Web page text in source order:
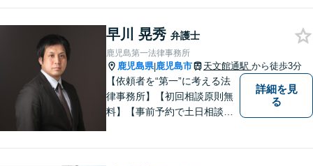
なことやお困りごとがござい
ましたらお早めにご相談くだ
さい。
早川 晃秀 弁護士
鹿児島第一法律事務所
鹿児島県|鹿児島市 天文館通駅 から徒歩3分
【依頼者を“第一”に考える法
律事務所】【初回相談原則無
料】【事前予約で土日相談
詳細を見
る